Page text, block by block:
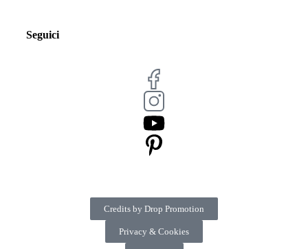
Seguici
Credits by Drop Promotion
Privacy & Cookies